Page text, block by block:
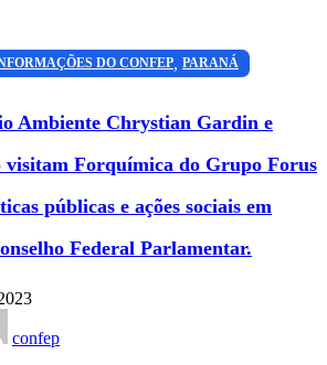
DO CONFEP, PARANÁ
Ambiente Chrystian Gardin e
visitam Forquímica do Grupo Forus
públicas e ações sociais em
Federal Parlamentar.
confep